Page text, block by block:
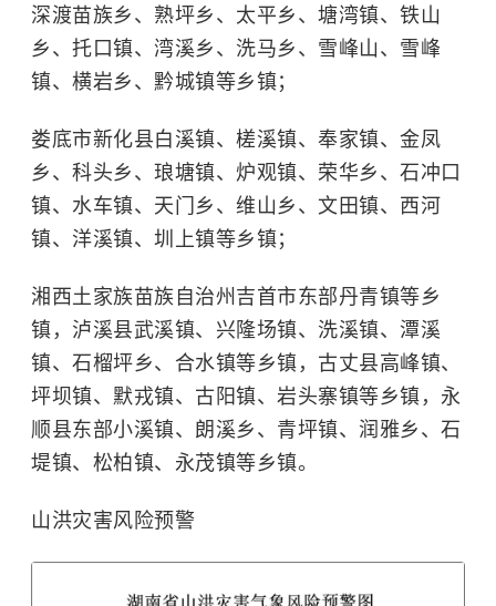
深渡苗族乡、熟坪乡、太平乡、塘湾镇、铁山
乡、托口镇、湾溪乡、洗马乡、雪峰山、雪峰
镇、横岩乡、黔城镇等乡镇；
娄底市新化县白溪镇、槎溪镇、奉家镇、金凤
乡、科头乡、琅塘镇、炉观镇、荣华乡、石冲口
镇、水车镇、天门乡、维山乡、文田镇、西河
镇、洋溪镇、圳上镇等乡镇；
湘西土家族苗族自治州吉首市东部丹青镇等乡
镇，泸溪县武溪镇、兴隆场镇、洗溪镇、潭溪
镇、石榴坪乡、合水镇等乡镇，古丈县高峰镇、
坪坝镇、默戎镇、古阳镇、岩头寨镇等乡镇，永
顺县东部小溪镇、朗溪乡、青坪镇、润雅乡、石
堤镇、松柏镇、永茂镇等乡镇。
山洪灾害风险预警